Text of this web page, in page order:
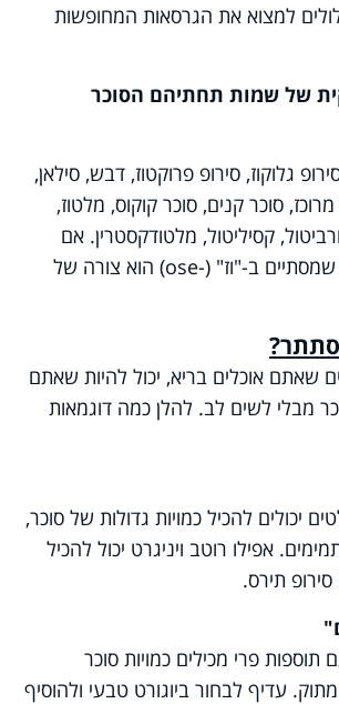
למצוא את הגרסאות המחופשות
של שמות תחתיהם הסוכר
גלוקוז, סירופ פרוקטוז, דבש, סילאן,
סוכר קנים, סוכר קוקוס, מלטוז,
קסיליטול, מלטודקסטרין. אם
שמתם לב, כל שם שמסתיים ב-"וז" (-ose) הוא צורה של
שאתם אוכלים בריא, יכול להיות שאתם
מבלי לשים לב. להלן כמה דוגמאות
יכולים להכיל כמויות גדולות של סוכר,
אפילו רוטב ויניגרט יכול להכיל
תירס.
תוספות פרי מכילים כמויות סוכר
עדיף לבחור ביוגורט טבעי ולהוסיף